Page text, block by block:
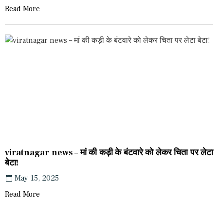
Read More
viratnagar news – मां की कड़ी के बंटवारे को लेकर चिता पर लेटा
बेटा!
May 15, 2025
Read More